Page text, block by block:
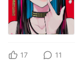
17 11